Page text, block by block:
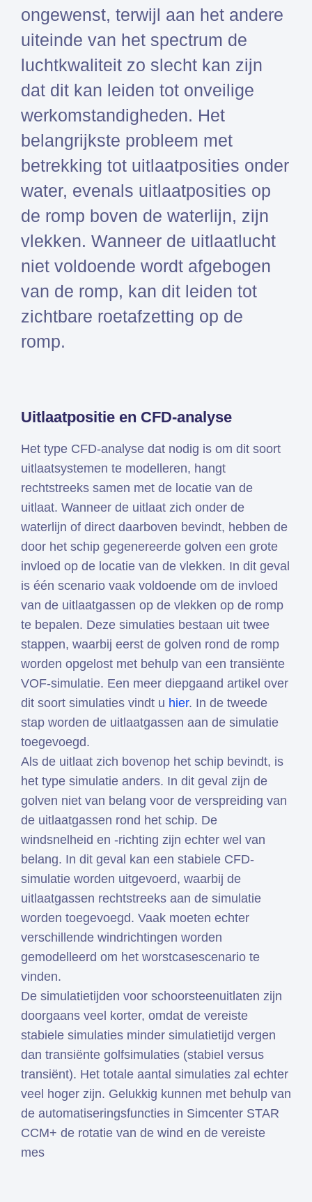
ongewenst, terwijl aan het andere
uiteinde van het spectrum de
luchtkwaliteit zo slecht kan zijn
dat dit kan leiden tot onveilige
werkomstandigheden. Het
belangrijkste probleem met
betrekking tot uitlaatposities onder
water, evenals uitlaatposities op
de romp boven de waterlijn, zijn
vlekken. Wanneer de uitlaatlucht
niet voldoende wordt afgebogen
van de romp, kan dit leiden tot
zichtbare roetafzetting op de
romp.
Uitlaatpositie en CFD-analyse
Het type CFD-analyse dat nodig is om dit soort
uitlaatsystemen te modelleren, hangt
rechtstreeks samen met de locatie van de
uitlaat. Wanneer de uitlaat zich onder de
waterlijn of direct daarboven bevindt, hebben de
door het schip gegenereerde golven een grote
invloed op de locatie van de vlekken. In dit geval
is één scenario vaak voldoende om de invloed
van de uitlaatgassen op de vlekken op de romp
te bepalen. Deze simulaties bestaan uit twee
stappen, waarbij eerst de golven rond de romp
worden opgelost met behulp van een transiënte
VOF-simulatie. Een meer diepgaand artikel over
dit soort simulaties vindt u hier. In de tweede
stap worden de uitlaatgassen aan de simulatie
toegevoegd.
Als de uitlaat zich bovenop het schip bevindt, is
het type simulatie anders. In dit geval zijn de
golven niet van belang voor de verspreiding van
de uitlaatgassen rond het schip. De
windsnelheid en -richting zijn echter wel van
belang. In dit geval kan een stabiele CFD-
simulatie worden uitgevoerd, waarbij de
uitlaatgassen rechtstreeks aan de simulatie
worden toegevoegd. Vaak moeten echter
verschillende windrichtingen worden
gemodelleerd om het worstcasescenario te
vinden.
De simulatietijden voor schoorsteenuitlaten zijn
doorgaans veel korter, omdat de vereiste
stabiele simulaties minder simulatietijd vergen
dan transiënte golfsimulaties (stabiel versus
transiënt). Het totale aantal simulaties zal echter
veel hoger zijn. Gelukkig kunnen met behulp van
de automatiseringsfuncties in Simcenter STAR
CCM+ de rotatie van de wind en de vereiste
mes